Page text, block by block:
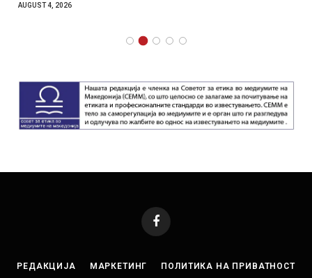
AUGUST 4, 2026
Facebook
РЕДАКЦИЈА МАРКЕТИНГ ПОЛИТИКА НА ПРИВАТНОСТ